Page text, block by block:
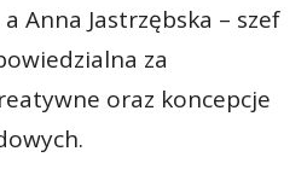
Anna Jastrzębska – szef
za
oraz koncepcje